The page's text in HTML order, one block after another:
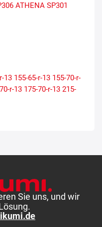
ATHENA SP301
13 155-65-r-13 155-70-r-
r-13 175-70-r-13 215-
Sie uns, und wir